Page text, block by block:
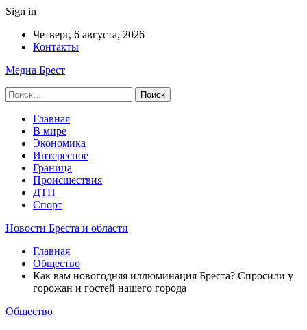
Sign in
Четверг, 6 августа, 2026
Контакты
Медиа Брест
Главная
В мире
Экономика
Интересное
Граница
Происшествия
ДТП
Спорт
Новости Бреста и области
Главная
Общество
Как вам новогодняя иллюминация Бреста? Спросили у
горожан и гостей нашего города
Общество